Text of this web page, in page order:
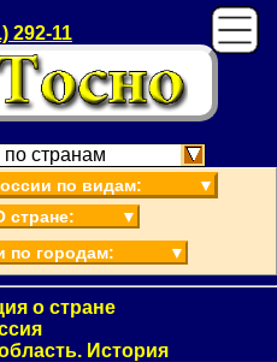
292-11
странам
по видам:
▼
стране:
▼
по городам:
▼
о стране
История